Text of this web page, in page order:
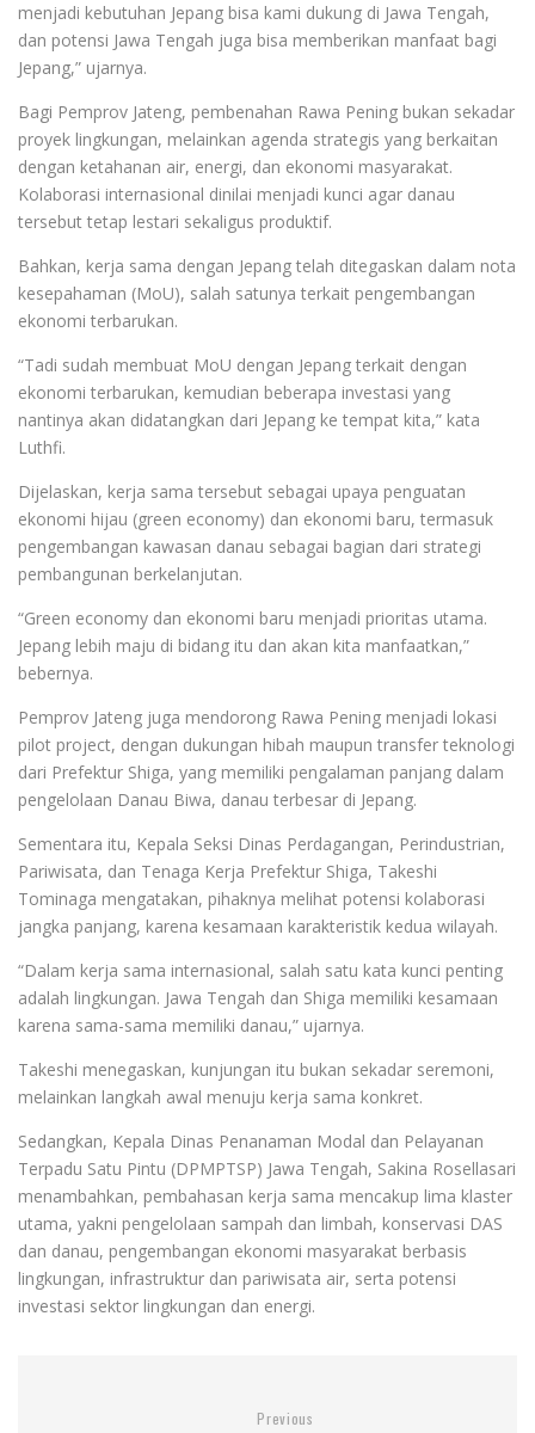
menjadi kebutuhan Jepang bisa kami dukung di Jawa Tengah,
dan potensi Jawa Tengah juga bisa memberikan manfaat bagi
Jepang,” ujarnya.
Bagi Pemprov Jateng, pembenahan Rawa Pening bukan sekadar
proyek lingkungan, melainkan agenda strategis yang berkaitan
dengan ketahanan air, energi, dan ekonomi masyarakat.
Kolaborasi internasional dinilai menjadi kunci agar danau
tersebut tetap lestari sekaligus produktif.
Bahkan, kerja sama dengan Jepang telah ditegaskan dalam nota
kesepahaman (MoU), salah satunya terkait pengembangan
ekonomi terbarukan.
“Tadi sudah membuat MoU dengan Jepang terkait dengan
ekonomi terbarukan, kemudian beberapa investasi yang
nantinya akan didatangkan dari Jepang ke tempat kita,” kata
Luthfi.
Dijelaskan, kerja sama tersebut sebagai upaya penguatan
ekonomi hijau (green economy) dan ekonomi baru, termasuk
pengembangan kawasan danau sebagai bagian dari strategi
pembangunan berkelanjutan.
“Green economy dan ekonomi baru menjadi prioritas utama.
Jepang lebih maju di bidang itu dan akan kita manfaatkan,”
bebernya.
Pemprov Jateng juga mendorong Rawa Pening menjadi lokasi
pilot project, dengan dukungan hibah maupun transfer teknologi
dari Prefektur Shiga, yang memiliki pengalaman panjang dalam
pengelolaan Danau Biwa, danau terbesar di Jepang.
Sementara itu, Kepala Seksi Dinas Perdagangan, Perindustrian,
Pariwisata, dan Tenaga Kerja Prefektur Shiga, Takeshi
Tominaga mengatakan, pihaknya melihat potensi kolaborasi
jangka panjang, karena kesamaan karakteristik kedua wilayah.
“Dalam kerja sama internasional, salah satu kata kunci penting
adalah lingkungan. Jawa Tengah dan Shiga memiliki kesamaan
karena sama-sama memiliki danau,” ujarnya.
Takeshi menegaskan, kunjungan itu bukan sekadar seremoni,
melainkan langkah awal menuju kerja sama konkret.
Sedangkan, Kepala Dinas Penanaman Modal dan Pelayanan
Terpadu Satu Pintu (DPMPTSP) Jawa Tengah, Sakina Rosellasari
menambahkan, pembahasan kerja sama mencakup lima klaster
utama, yakni pengelolaan sampah dan limbah, konservasi DAS
dan danau, pengembangan ekonomi masyarakat berbasis
lingkungan, infrastruktur dan pariwisata air, serta potensi
investasi sektor lingkungan dan energi.
Previous